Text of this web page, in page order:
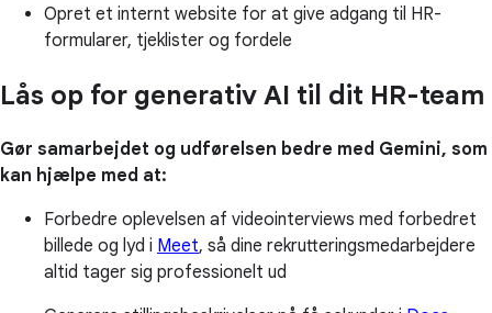
Opret et internt website for at give adgang til HR-
formularer, tjeklister og fordele
Lås op for generativ AI til dit HR-team
Gør samarbejdet og udførelsen bedre med Gemini, som
kan hjælpe med at:
Forbedre oplevelsen af videointerviews med forbedret
billede og lyd i Meet, så dine rekrutteringsmedarbejdere
altid tager sig professionelt ud